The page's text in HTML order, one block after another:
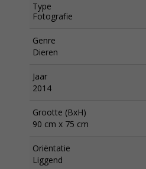
Type
Fotografie
Genre
Dieren
Jaar
2014
Grootte (BxH)
90 cm x 75 cm
Oriëntatie
Liggend